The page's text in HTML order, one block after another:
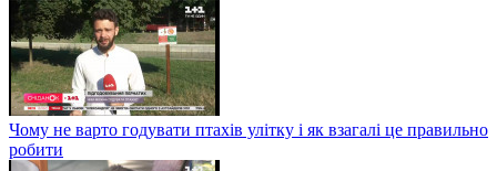
Чому не варто годувати птахів улітку і як взагалі це правильно
робити